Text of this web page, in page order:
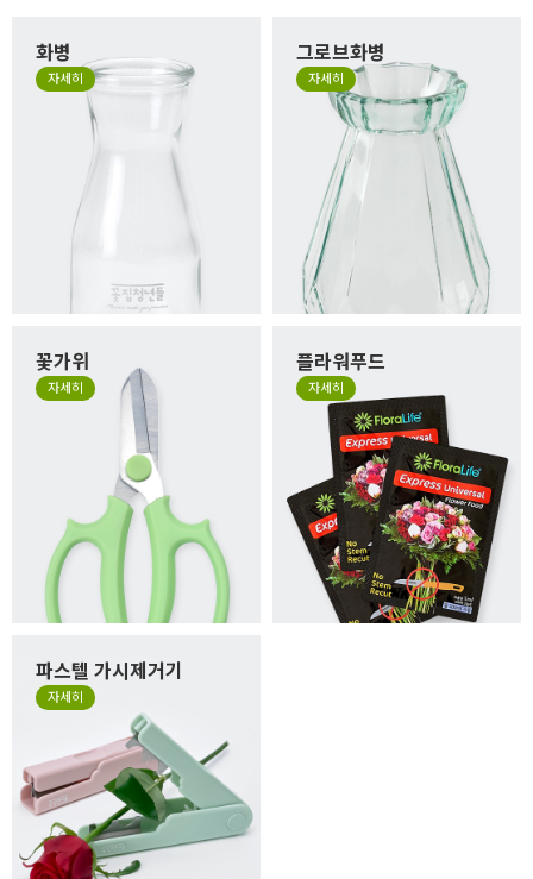
화병
자세히
그로브화병
자세히
꽃가위
자세히
플라워푸드
자세히
파스텔 가시제거기
자세히